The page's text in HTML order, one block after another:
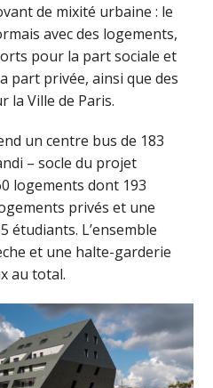
de mixité urbaine : le
avec des logements,
pour la part sociale et
part privée, ainsi que des
la Ville de Paris.
un centre bus de 183
– socle du projet
logements dont 193
privés et une
étudiants. L’ensemble
et une halte-garderie
au total.